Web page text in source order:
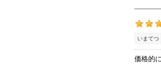
いまて
価格的